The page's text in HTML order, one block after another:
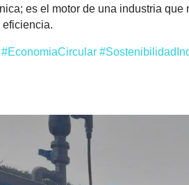
es el motor de una industria
eficiencia.
#EconomiaCircular